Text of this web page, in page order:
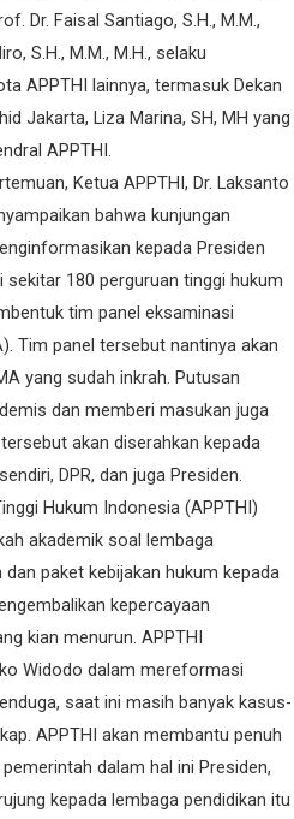
Dr. Faisal Santiago, S.H., M.M.,
S.H., M.M., M.H., selaku
APPTHI lainnya, termasuk Dekan
Jakarta, Liza Marina, SH, MH yang
APPTHI.
Ketua APPTHI, Dr. Laksanto
bahwa kunjungan
kepada Presiden
180 perguruan tinggi hukum
tim panel eksaminasi
Tim panel tersebut nantinya akan
yang sudah inkrah. Putusan
dan memberi masukan juga
akan diserahkan kepada
DPR, dan juga Presiden.
Hukum Indonesia (APPTHI)
akademik soal lembaga
paket kebijakan hukum kepada
kepercayaan
kian menurun. APPTHI
Widodo dalam mereformasi
saat ini masih banyak kasus-
APPTHI akan membantu penuh
dalam hal ini Presiden,
kepada lembaga pendidikan itu